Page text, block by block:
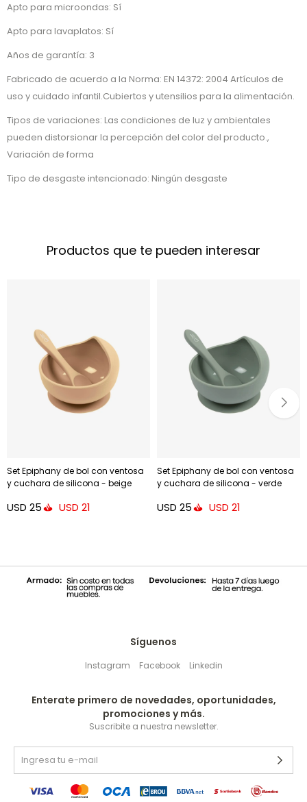
Apto para microondas: Sí
Apto para lavaplatos: Sí
Años de garantía: 3
Fabricado de acuerdo a la Norma: EN 14372: 2004 Artículos de
uso y cuidado infantil.Cubiertos y utensilios para la alimentación.
Tipos de variaciones: Las condiciones de luz y ambientales
pueden distorsionar la percepción del color del producto.,
Variación de forma
Tipo de desgaste intencionado: Ningún desgaste
Productos que te pueden interesar
Set Epiphany de bol con ventosa
y cuchara de silicona - beige
USD 25 USD 21
Set Epiphany de bol con ventosa
y cuchara de silicona - verde
USD 25 USD 21
Síguenos
Instagram Facebook Linkedin
Enterate primero de novedades, oportunidades,
promociones y más.
Suscribite a nuestra newsletter.